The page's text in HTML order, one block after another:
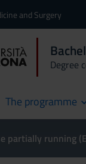
and Surgery
Degree
The programme
partially running